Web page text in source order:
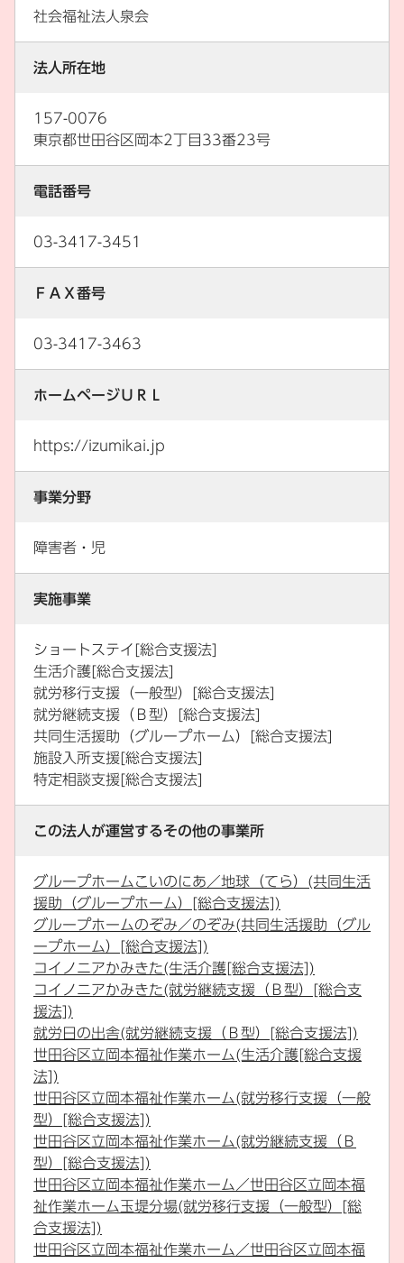
社会福祉法人泉会
法人所在地
157-0076
東京都世田谷区岡本2丁目33番23号
電話番号
03-3417-3451
ＦＡＸ番号
03-3417-3463
ホームページＵＲＬ
https://izumikai.jp
事業分野
障害者・児
実施事業
ショートステイ[総合支援法]
生活介護[総合支援法]
就労移行支援（一般型）[総合支援法]
就労継続支援（Ｂ型）[総合支援法]
共同生活援助（グループホーム）[総合支援法]
施設入所支援[総合支援法]
特定相談支援[総合支援法]
この法人が運営するその他の事業所
グループホームこいのにあ／地球（てら）(共同生活
援助（グループホーム）[総合支援法])
グループホームのぞみ／のぞみ(共同生活援助（グル
ープホーム）[総合支援法])
コイノニアかみきた(生活介護[総合支援法])
コイノニアかみきた(就労継続支援（Ｂ型）[総合支
援法])
就労日の出舎(就労継続支援（Ｂ型）[総合支援法])
世田谷区立岡本福祉作業ホーム(生活介護[総合支援
法])
世田谷区立岡本福祉作業ホーム(就労移行支援（一般
型）[総合支援法])
世田谷区立岡本福祉作業ホーム(就労継続支援（Ｂ
型）[総合支援法])
世田谷区立岡本福祉作業ホーム／世田谷区立岡本福
祉作業ホーム玉堤分場(就労移行支援（一般型）[総
合支援法])
世田谷区立岡本福祉作業ホーム／世田谷区立岡本福